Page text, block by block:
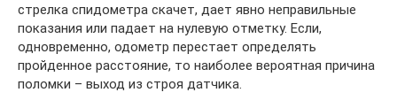
стрелка спидометра скачет, дает явно неправильные
показания или падает на нулевую отметку. Если,
одновременно, одометр перестает определять
пройденное расстояние, то наиболее вероятная причина
поломки – выход из строя датчика.